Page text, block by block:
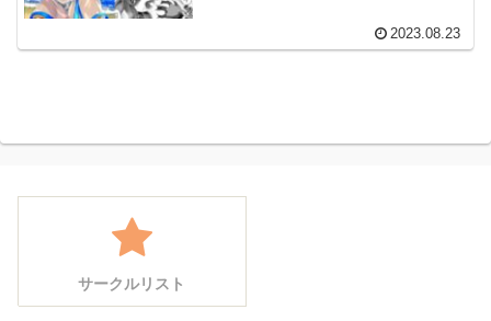
2023.08.23
サークルリスト